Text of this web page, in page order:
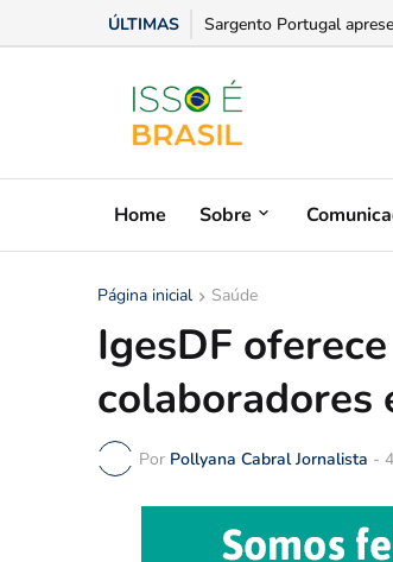
ÚLTIMAS PL anuncia chapa para
Home Sobre
Página inicial Saúde
IgesDF
colaboradores
Por Pollyana Cabral Jornalista -